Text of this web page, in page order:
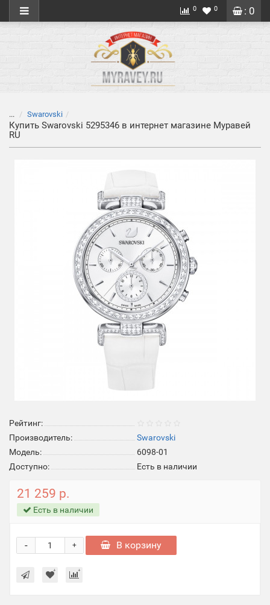
: 0
0 0
... Swarovski
Купить Swarovski 5295346 в интернет магазине Муравей
RU
Рейтинг:
Производитель:
Swarovski
Модель:
6098-01
Доступно:
Есть в наличии
21 259 р.
Есть в наличии
+
- В корзину